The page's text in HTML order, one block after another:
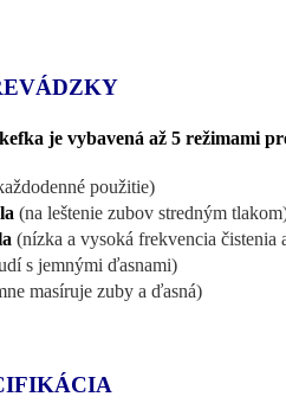
je vybavená až 5 režimami
použitie)
(na leštenie zubov stredným
(nízka a vysoká frekvencia čistenia
s jemnými ďasnami)
masíruje zuby a ďasná)